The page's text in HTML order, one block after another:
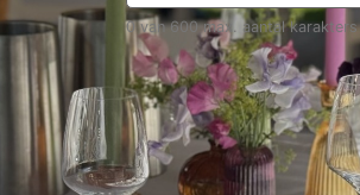
0 van 600 max. aantal karakters